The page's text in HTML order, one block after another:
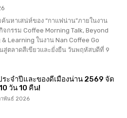
หาเสน่ห์ของ “กาแฟน่าน”ภายในงาน
จกรรม Coffee Morning Talk, Beyond
Learning ในงาน Nan Coffee Go
ตลาดสีเขียวและยั่งยืน วันพฤหัสบดีที่ 9
ระจำปีและของดีเมืองน่าน 2569 จัด
วัน 10 คืน!
พันธ์ 2026